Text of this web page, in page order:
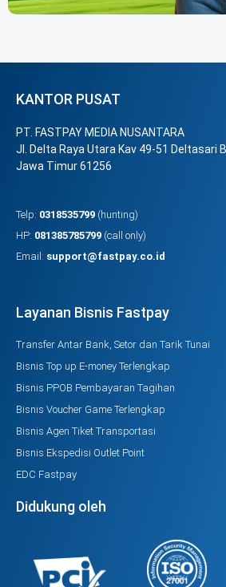
KANTOR PUSAT
PT. FASTPAY MEDIA NUSANTARA
Jl. Delta Raya Utara Kav 49-51 Deltasari
Jawa Timur 61256
Telp: 0318535799 (hunting)
HP: 081385785799 (call only)
Email: support@fastpay.co.id
Layanan Bisnis Fastpay
Transfer Antar Bank, Setor dan Tarik Tunai
Bisnis Top up E-money Terlengkap
Bisnis PPOB Pembayaran Tagihan
Bisnis Voucher Game Terlengkap
Bisnis Agen Tiket Transportasi
Bisnis Ekspedisi Outlet Point
EDC Fastpay
Didukung oleh